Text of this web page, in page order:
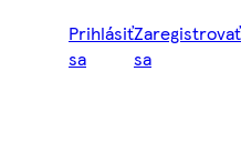
Prihlásiť
sa
Zaregistrovať
sa